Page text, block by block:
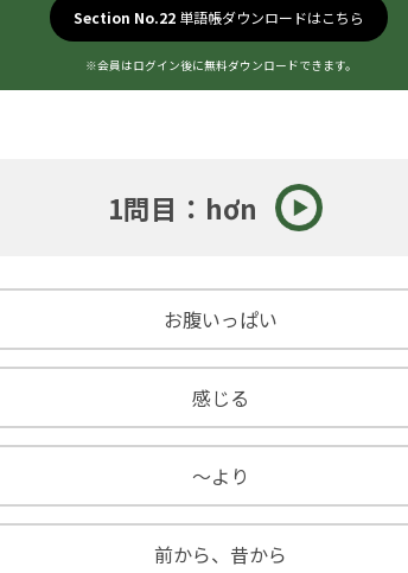
Section No.22単語帳ダウンロードはこちら
※会員はログイン後に無料ダウンロードできます。
1問目：hơn